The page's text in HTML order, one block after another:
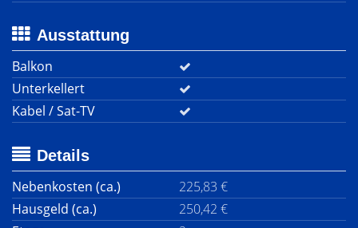
Ausstattung
Balkon
Unterkellert
Kabel / Sat-TV
Details
Nebenkosten (ca.)
225,83 €
Hausgeld (ca.)
250,42 €